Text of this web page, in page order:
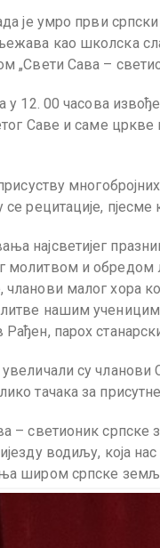
је умро први
као школска
„Свети Сава –
у 12. 00 часова
Саве и саме
рецитације,
најсветијег
молитвом и обредом
малог хора
нашим ученицима
парох
су
тачака за присутне
– светионик
водиљу, која
широм српске